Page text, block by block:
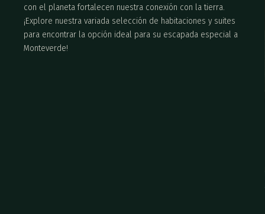
con el planeta fortalecen nuestra conexión con la tierra.
¡Explore nuestra variada selección de habitaciones y suites
para encontrar la opción ideal para su escapada especial a
Monteverde!